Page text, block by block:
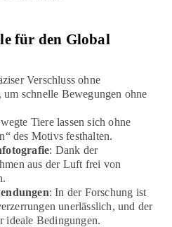
für den Global
Verschluss ohne
schnelle Bewegungen ohne
Tiere lassen sich ohne
des Motivs festhalten.
: Dank der
aus der Luft frei von
: In der Forschung ist
unerlässlich, und der
ideale Bedingungen.